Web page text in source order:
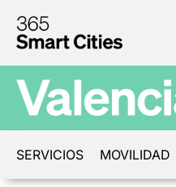
SERVICIOS MOVILIDAD